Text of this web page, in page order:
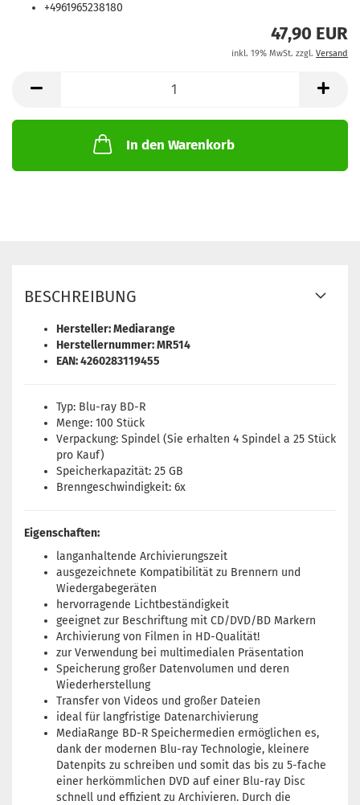
+4961965238180
47,90 EUR
inkl. 19% MwSt. zzgl. Versand
In den Warenkorb
BESCHREIBUNG
Hersteller: Mediarange
Herstellernummer: MR514
EAN: 4260283119455
Typ: Blu-ray BD-R
Menge: 100 Stück
Verpackung: Spindel (Sie erhalten 4 Spindel a 25 Stück
pro Kauf)
Speicherkapazität: 25 GB
Brenngeschwindigkeit: 6x
Eigenschaften:
langanhaltende Archivierungszeit
ausgezeichnete Kompatibilität zu Brennern und
Wiedergabegeräten
hervorragende Lichtbeständigkeit
geeignet zur Beschriftung mit CD/DVD/BD Markern
Archivierung von Filmen in HD-Qualität!
zur Verwendung bei multimedialen Präsentation
Speicherung großer Datenvolumen und deren
Wiederherstellung
Transfer von Videos und großer Dateien
ideal für langfristige Datenarchivierung
MediaRange BD-R Speichermedien ermöglichen es,
dank der modernen Blu-ray Technologie, kleinere
Datenpits zu schreiben und somit das bis zu 5-fache
einer herkömmlichen DVD auf einer Blu-ray Disc
schnell und effizient zu Archivieren. Durch die